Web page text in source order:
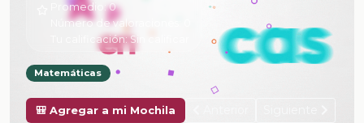
Promedio:0
Número de valoraciones:
Tu calificación:Sin calificar
Matemáticas
🎒 Agregar a mi Mochila